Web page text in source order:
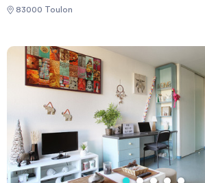
connexion internet en WIFI par fibre
l'étudiant comme la laverie ou encore la
découvrir vite !
83000 Toulon